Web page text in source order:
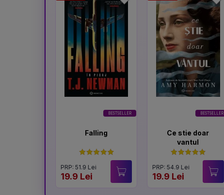
BESTSELLER
Falling
PRP: 51.9 Lei
19.9 Lei
BESTSELLER
Ce stie doar
vantul
PRP: 54.9 Lei
19.9 Lei